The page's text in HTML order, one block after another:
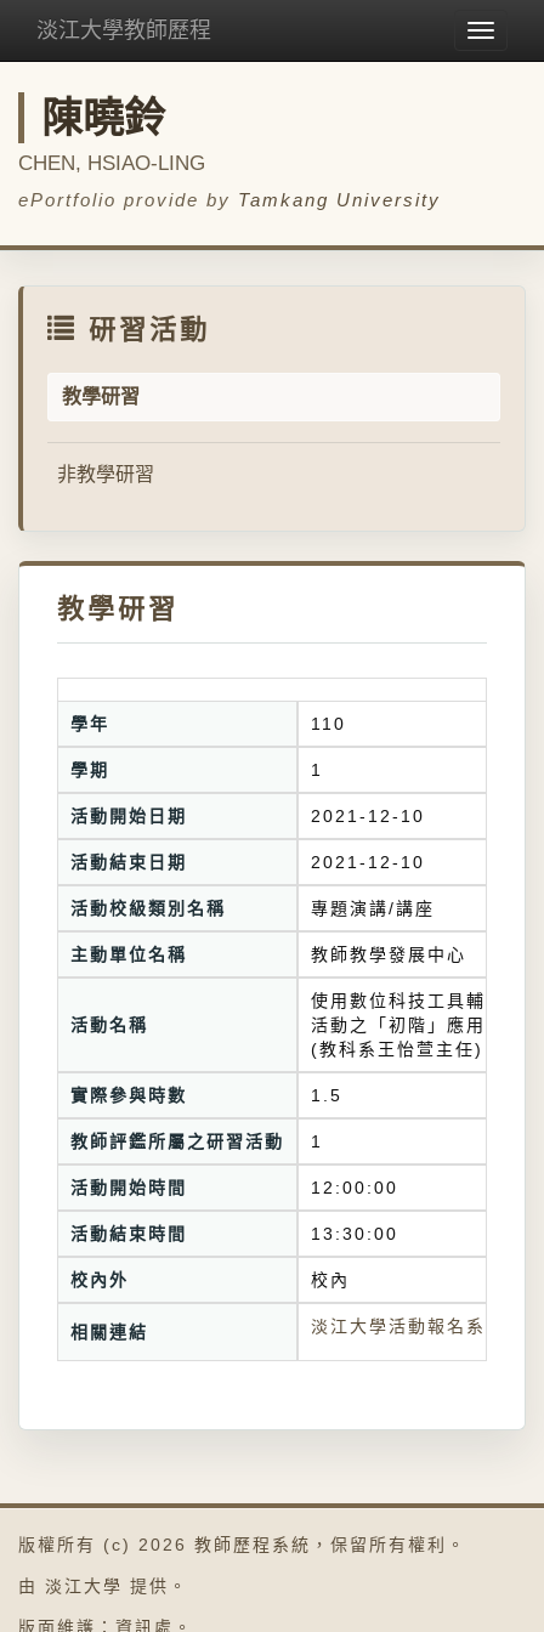
Toggle
淡江大學教師歷程
陳曉鈴
CHEN, HSIAO-LING
ePortfolio provide by Tamkang University
研習活動
教學研習
非教學研習
教學研習
學年 110
學期 1
活動開始日期 2021-12-10
活動結束日期 2021-12-10
活動校級類別名稱 專題演講/講座
主動單位名稱 教師教學發展中心
活動名稱
使用數位科技工具輔助課堂
活動之「初階」應用分享
(教科系王怡萱主任)
實際參與時數 1.5
教師評鑑所屬之研習活動 1
活動開始時間 12:00:00
活動結束時間 13:30:00
校內外 校內
相關連結 淡江大學活動報名系統連結
版權所有 (c) 2026 教師歷程系統 ，保留所有權利。
由 淡江大學 提供。
版面維護： 資訊處 。